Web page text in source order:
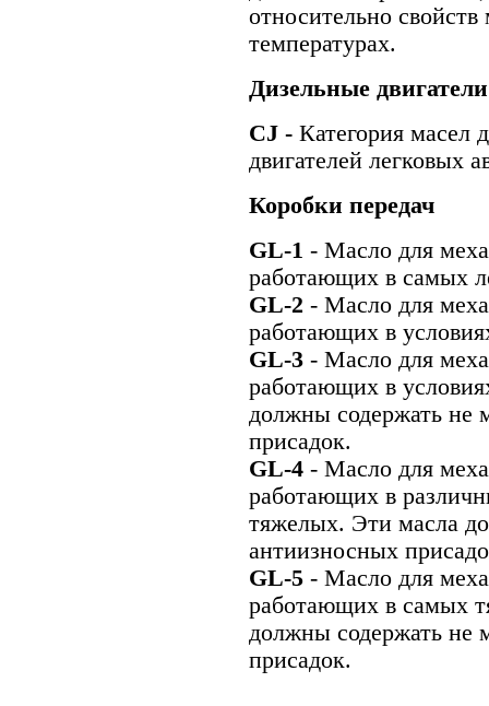
относительно
температурах.
Дизельные двигатели
СJ - Категория масел
двигателей легковых
Коробки передач
GL-1 - Масло для
работающих в самых
GL-2 - Масло для
работающих в
GL-3 - Масло для
работающих в
должны содержать не
присадок.
GL-4 - Масло для
работающих в
тяжелых. Эти масла
антиизносных
GL-5 - Масло для
работающих в самых
должны содержать не
присадок.